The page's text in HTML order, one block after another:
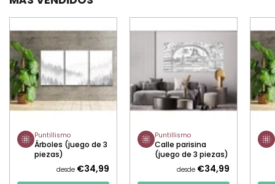
Puntillismo
Árboles (juego de 3
piezas)
desde €34,99
Puntillismo
Calle parisina
(juego de 3 piezas)
desde €34,99